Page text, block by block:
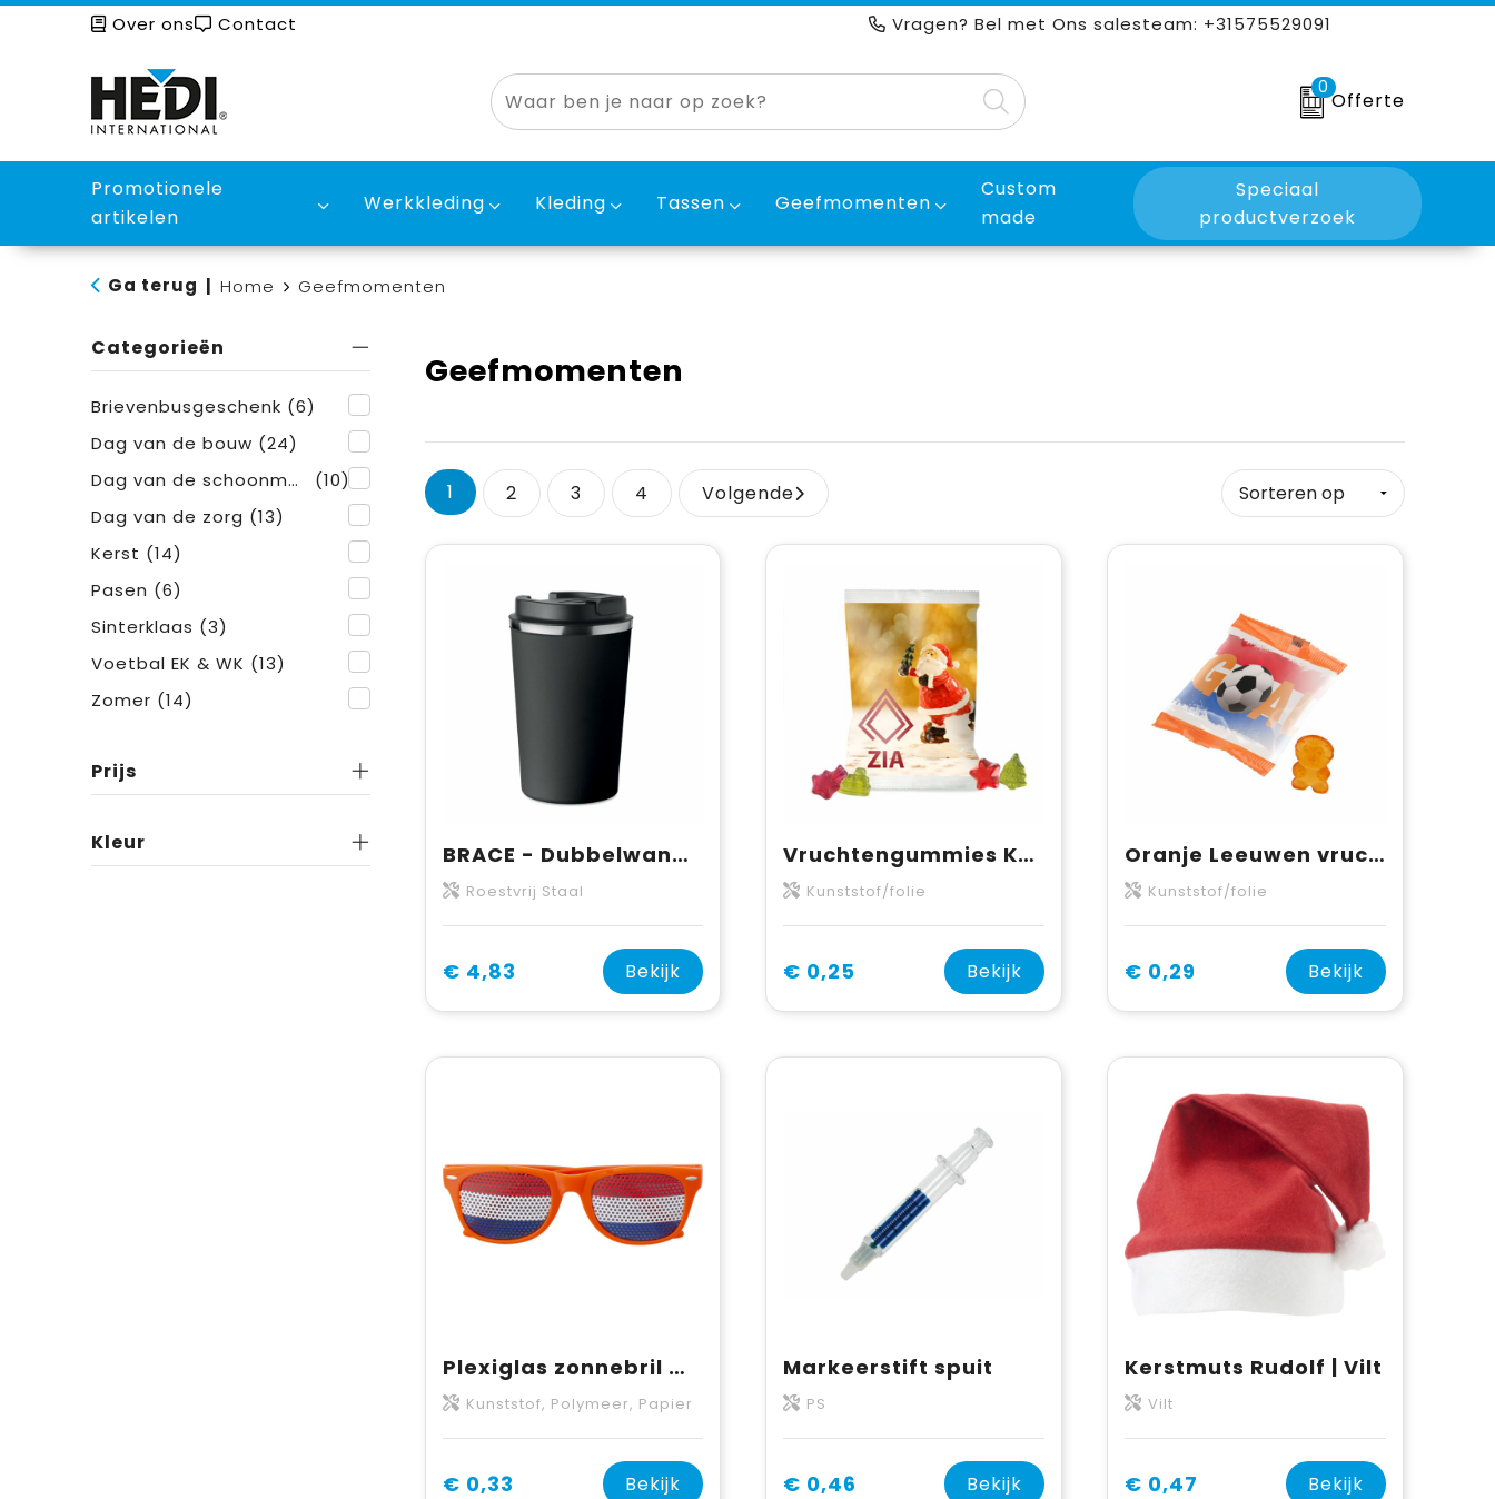
Over ons Contact Vragen? Bel met Ons salesteam: +31575529091
0
Offerte
Promotionele
artikelen
Werkkleding Kleding Tassen Geefmomenten
Custom
made
Speciaal
productverzoek
Ga terug Home Geefmomenten
Categorieën
Brievenbusgeschenk (6)
Dag van de bouw (24)
Dag van de schoonmaker
(10)
Dag van de zorg (13)
Kerst (14)
Pasen (6)
Sinterklaas (3)
Voetbal EK & WK (13)
Zomer (14)
Prijs
Kleur
Geefmomenten
1 2 3 4 Volgende
BRACE - Dubbelwandige drinkbeker
Roestvrij Staal
€ 4,83 Bekijk
Vruchtengummies Kerst
Kunststof/folie
€ 0,25 Bekijk
Oranje Leeuwen vruchtengummies
Kunststof/folie
€ 0,29 Bekijk
Plexiglas zonnebril met landen vlag Lexi
Kunststof, Polymeer, Papier
€ 0,33 Bekijk
Markeerstift spuit
PS
€ 0,46 Bekijk
Kerstmuts Rudolf | Vilt
Vilt
€ 0,47 Bekijk